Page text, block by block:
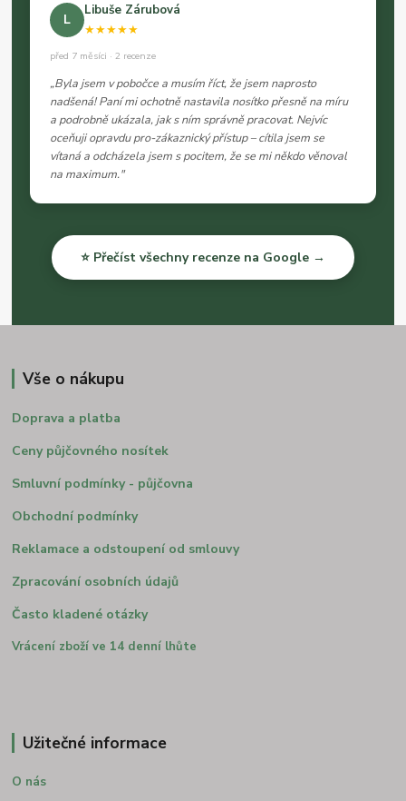
L
Libuše Zárubová
★★★★★
před 7 měsíci · 2 recenze
„Byla jsem v pobočce a musím říct, že jsem naprosto
nadšená! Paní mi ochotně nastavila nosítko přesně na míru
a podrobně ukázala, jak s ním správně pracovat. Nejvíc
oceňuji opravdu pro-zákaznický přístup – cítila jsem se
vítaná a odcházela jsem s pocitem, že se mi někdo věnoval
na maximum."
⭐ Přečíst všechny recenze na Google →
Vše o nákupu
Doprava a platba
Ceny půjčovného nosítek
Smluvní podmínky - půjčovna
Obchodní podmínky
Reklamace a odstoupení od smlouvy
Zpracování osobních údajů
Často kladené otázky
Vrácení zboží ve 14 denní lhůte
Užitečné informace
O nás